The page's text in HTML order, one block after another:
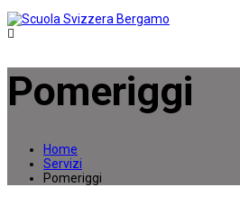
Pomeriggi
Home
Servizi
Pomeriggi